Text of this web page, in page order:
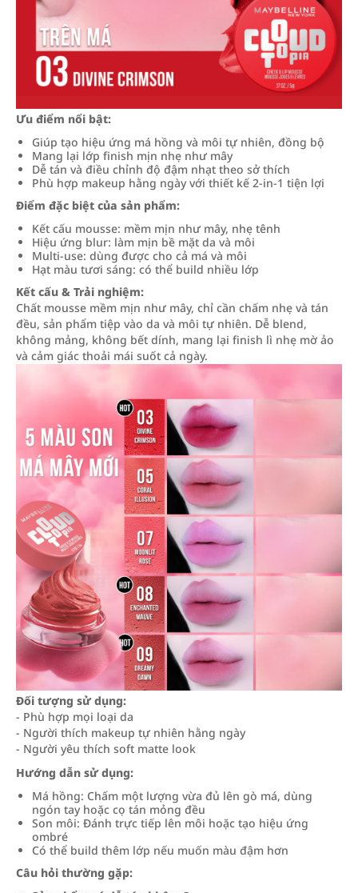
Ưu điểm nổi bật:
Giúp tạo hiệu ứng má hồng và môi tự nhiên, đồng bộ
Mang lại lớp finish mịn nhẹ như mây
Dễ tán và điều chỉnh độ đậm nhạt theo sở thích
Phù hợp makeup hằng ngày với thiết kế 2-in-1 tiện lợi
Điểm đặc biệt của sản phẩm:
Kết cấu mousse: mềm mịn như mây, nhẹ tênh
Hiệu ứng blur: làm mịn bề mặt da và môi
Multi-use: dùng được cho cả má và môi
Hạt màu tươi sáng: có thể build nhiều lớp
Kết cấu & Trải nghiệm:
Chất mousse mềm mịn như mây, chỉ cần chấm nhẹ và tán
đều, sản phẩm tiệp vào da và môi tự nhiên. Dễ blend,
không mảng, không bết dính, mang lại finish lì nhẹ mờ ảo
và cảm giác thoải mái suốt cả ngày.
Đối tượng sử dụng:
- Phù hợp mọi loại da
- Người thích makeup tự nhiên hằng ngày
- Người yêu thích soft matte look
Hướng dẫn sử dụng:
Má hồng: Chấm một lượng vừa đủ lên gò má, dùng
ngón tay hoặc cọ tán mỏng đều
Son môi: Đánh trực tiếp lên môi hoặc tạo hiệu ứng
ombré
Có thể build thêm lớp nếu muốn màu đậm hơn
Câu hỏi thường gặp: